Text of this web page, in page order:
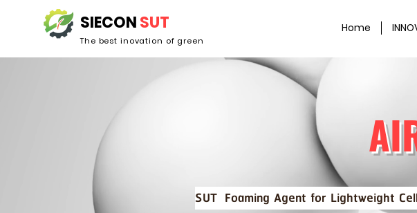
SIECONSUT
The best inovation of green
Home
SUT Foaming Agent for Lightweight